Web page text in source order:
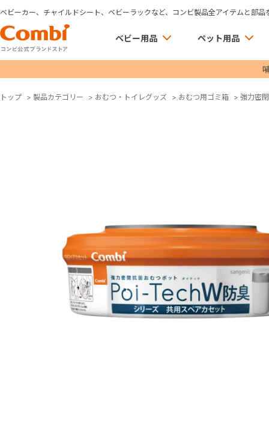
ベビーカー、チャイルドシート、ベビーラックなど、コンビ製品全アイテムと部品
ベビー用品 ペット用品
トップ > 製品カテゴリー > おむつ・トイレグッズ > おむつ用ゴミ箱 > 強力密